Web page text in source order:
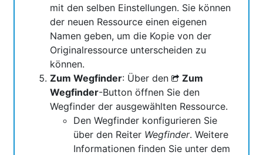
mit den selben Einstellungen. Sie können
der neuen Ressource einen eigenen
Namen geben, um die Kopie von der
Originalressource unterscheiden zu
können.
Zum Wegfinder: Über den
Zum
Wegfinder-Button öffnen Sie den
Wegfinder der ausgewählten Ressource.
Den Wegfinder konfigurieren Sie
über den Reiter Wegfinder. Weitere
Informationen finden Sie unter dem